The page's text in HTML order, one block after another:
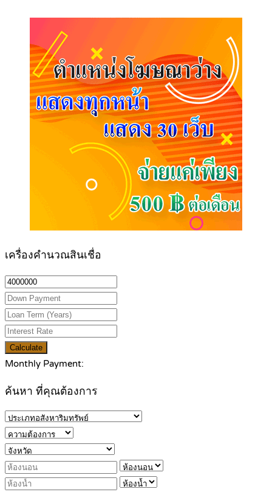
เครื่องคำนวณสินเชื่อ
Calculate
Monthly Payment:
ค้นหา ที่คุณต้องการ